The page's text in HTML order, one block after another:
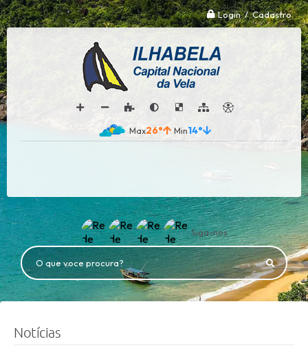
Login / Cadastro
26° 14°
Siga-nos
O que voce procura?
Notícias